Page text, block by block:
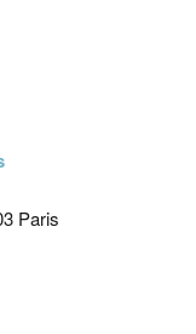
Paris